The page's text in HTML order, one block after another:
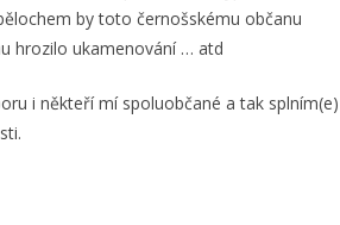
by toto černošskému občanu
hrozilo ukamenování … atd
i někteří mí spoluobčané a tak splním(e)